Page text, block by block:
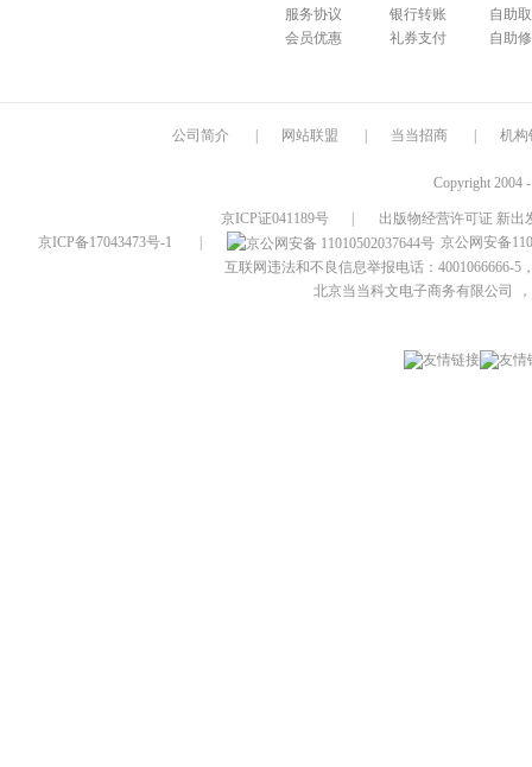
服务协议
会员优惠
银行转账
礼券支付
自助
自助
公司简介 网站联盟 当当招商 机构
Copyright 2004
京ICP证041189号
出版物经营许可证 新出
京ICP备17043473号-1
京公网安备
互联网违法和不良信息举报电话：4001066666-5
北京当当科文电子商务有限公司